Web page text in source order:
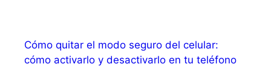
Cómo quitar el modo seguro del celular:
cómo activarlo y desactivarlo en tu teléfono